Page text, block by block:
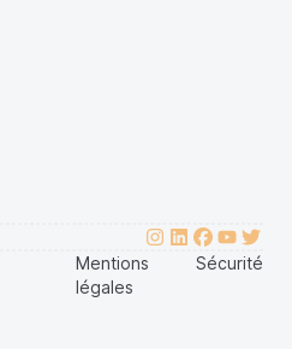
Mentions
légales
Sécurité